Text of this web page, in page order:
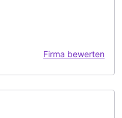
Firma bewerten